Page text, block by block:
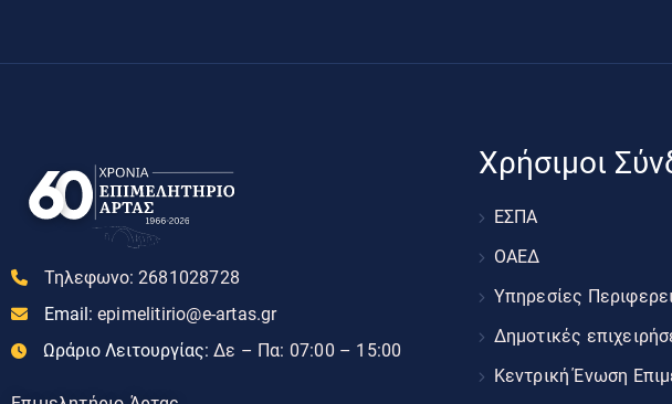
Τηλεφωνο: 2681028728
Email: epimelitirio@e-artas.gr
Ωράριο Λειτουργίας: Δε – Πα: 07:00 – 15:00
Χρήσιμοι
ΕΣΠΑ
ΟΑΕΔ
Υπηρεσίες
Δημοτικές
Κεντρική Ένωση